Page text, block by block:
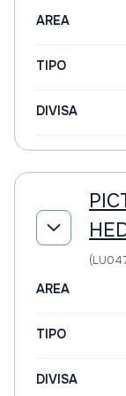
AREA
TIPO
DIVISA
AREA
TIPO
DIVISA